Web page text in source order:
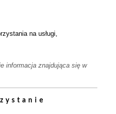
na usługi,
informacja znajdująca się w